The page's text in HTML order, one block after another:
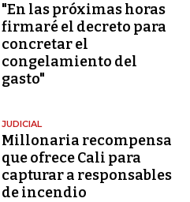
"En las próximas horas
firmaré el decreto para
concretar el
congelamiento del
gasto"
JUDICIAL
Millonaria recompensa
que ofrece Cali para
capturar a responsables
de incendio